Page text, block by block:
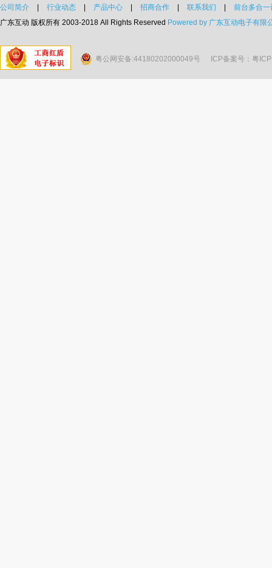
公司简介 行业动态 产品中心 招商合作 联系我们
前台多合一
广东互动 版权所有 2003-2018 All Rights Reserved Powered by 广东互动电子有限
粤公网安备:44180202000049号 ICP备案号：粤